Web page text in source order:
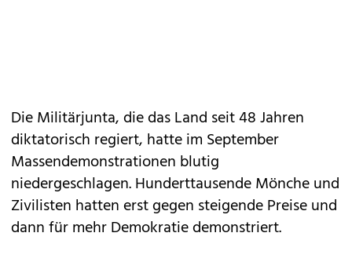
Die Militärjunta, die das Land seit 48 Jahren
diktatorisch regiert, hatte im September
Massendemonstrationen blutig
niedergeschlagen. Hunderttausende Mönche und
Zivilisten hatten erst gegen steigende Preise und
dann für mehr Demokratie demonstriert.